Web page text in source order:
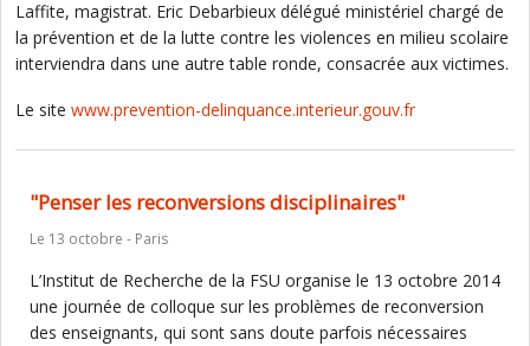
Laffite, magistrat. Eric Debarbieux délégué ministériel chargé de
la prévention et de la lutte contre les violences en milieu scolaire
interviendra dans une autre table ronde, consacrée aux victimes.
Le site www.prevention-delinquance.interieur.gouv.fr
"Penser les reconversions disciplinaires"
Le 13 octobre - Paris
L’Institut de Recherche de la FSU organise le 13 octobre 2014
une journée de colloque sur les problèmes de reconversion
des enseignants, qui sont sans doute parfois nécessaires